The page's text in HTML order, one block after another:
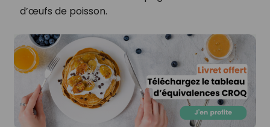
d’œufs de poisson.